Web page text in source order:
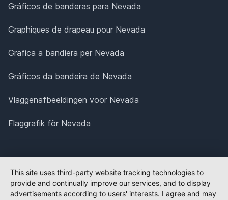
Gráficos de banderas para Nevada
Graphiques de drapeau pour Nevada
Grafica a bandiera per Nevada
Gráficos da bandeira de Nevada
Vlaggenafbeeldingen voor Nevada
Flaggrafik för Nevada
This site uses third-party website tracking technologies to
provide and continually improve our services, and to display
advertisements according to users' interests. I agree and may